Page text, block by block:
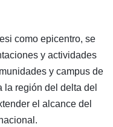
como epicentro, se
y actividades
y campus de
región del delta del
el alcance del